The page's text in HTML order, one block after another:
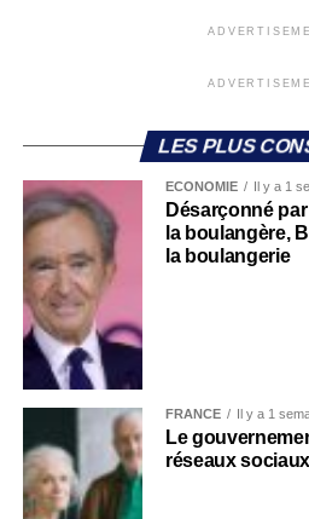
LES PLUS
ECONOMIE Il y a 1
Désarçonné
la boulangère,
la boulangerie
FRANCE Il y a 1
Le
réseaux